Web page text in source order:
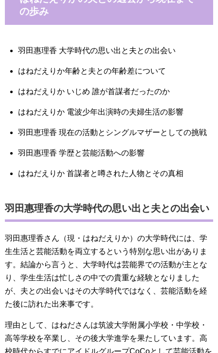
の歩み
羽田惠理香 大学時代の思い出と夫との出会い
はねだえりか年齢と夫との年齢差について
はねだえりか いじめ 誰が首謀者だったのか
はねだえりか 電波少年出演時の夫婦生活の影響
羽田恵理香 現在の活動とシングルマザーとしての挑戦
羽田惠理香 学歴と芸能活動への影響
はねだえりか 首謀者と噂された人物とその真相
羽田惠理香の大学時代の思い出と夫との出会い
羽田惠理香さん（現・はねだえりか）の大学時代には、学
生生活と芸能活動を両立するという特別な思い出がありま
す。結論から言うと、大学時代は芸能界での活動が主とな
り、学生生活は忙しさの中での貴重な経験となりました
が、夫との出会いはその大学時代ではなく、芸能活動を経
た後に訪れた出来事です。
理由として、はねださんは筑波大学附属小学校・中学校・
高等学校を卒業し、その後大学進学を果たしています。高
校時代からすでにアイドルグループCoCoとして芸能活動を